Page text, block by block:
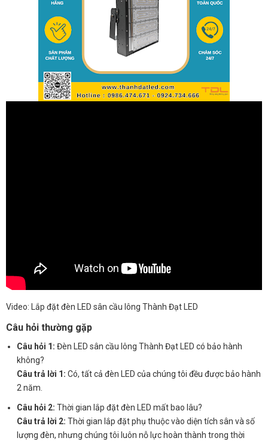
Video: Lắp đặt đèn LED sân cầu lông Thành Đạt LED
Câu hỏi thường gặp
Câu hỏi 1: Đèn LED sân cầu lông Thành Đạt LED có bảo hành
không?
Câu trả lời 1: Có, tất cả đèn LED của chúng tôi đều được bảo hành
2 năm.
Câu hỏi 2: Thời gian lắp đặt đèn LED mất bao lâu?
Câu trả lời 2: Thời gian lắp đặt phụ thuộc vào diện tích sân và số
lượng đèn, nhưng chúng tôi luôn nỗ lực hoàn thành trong thời